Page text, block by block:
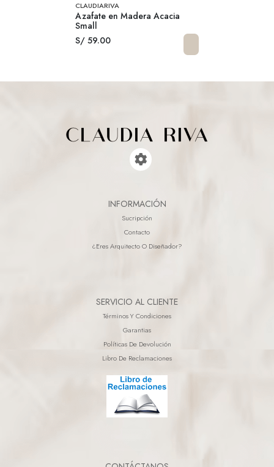
CLAUDIARIVA
Azafate en Madera Acacia
Small
S/ 59.00
INFORMACIÓN
Sucripción
Contacto
¿eres Arquitecto O Diseñador?
SERVICIO AL CLIENTE
Términos Y Condiciones
Garantias
Políticas De Devolución
Libro De Reclamaciones